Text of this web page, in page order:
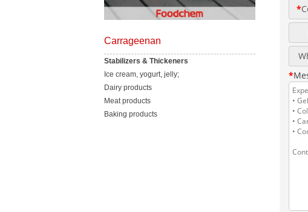
Carrageenan
Stabilizers & Thickeners
Ice cream, yogurt, jelly;
Dairy products
Meat products
Baking products